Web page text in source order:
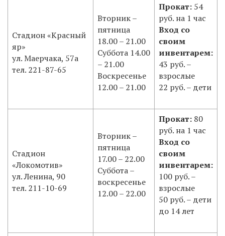
Стадион «Красный
яр»
ул. Маерчака, 57а
тел. 221-87-65
Вторник –
пятница
18.00 – 21.00
Суббота 14.00
– 21.00
Воскресенье
12.00 – 21.00
Прокат: 54
руб. на 1 час
Вход со
своим
инвентарем:
43 руб. –
взрослые
22 руб. – дети
Стадион
«Локомотив»
ул. Ленина, 90
тел. 211-10-69
Вторник –
пятница
17.00 – 22.00
Суббота –
воскресенье
12.00 – 22.00
Прокат: 80
руб. на 1 час
Вход со
своим
инвентарем:
100 руб. –
взрослые
50 руб. – дети
до 14 лет